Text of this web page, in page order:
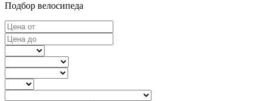
Подбор велосипеда